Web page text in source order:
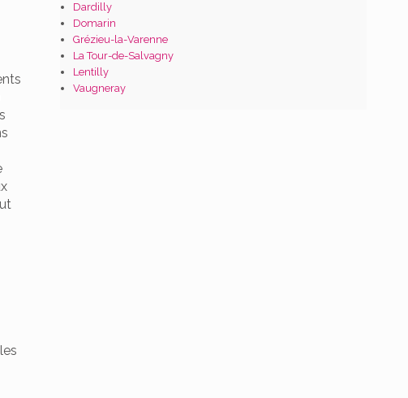
Dardilly
Domarin
Grézieu-la-Varenne
La Tour-de-Salvagny
Lentilly
Vaugneray